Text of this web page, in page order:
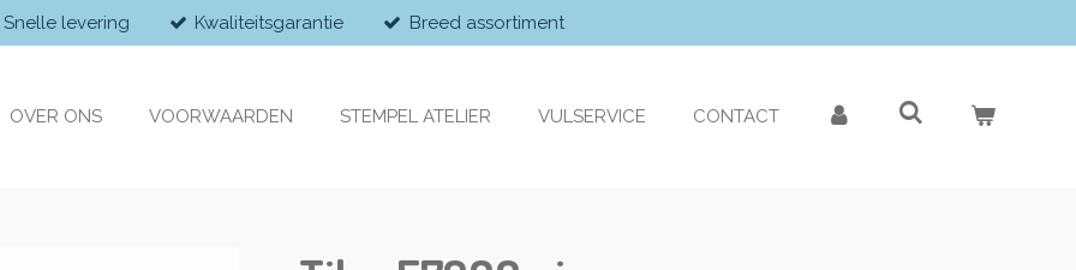
Snelle levering Kwaliteitsgarantie Breed assortiment
OVER ONS VOORWAARDEN STEMPEL ATELIER VULSERVICE CONTACT